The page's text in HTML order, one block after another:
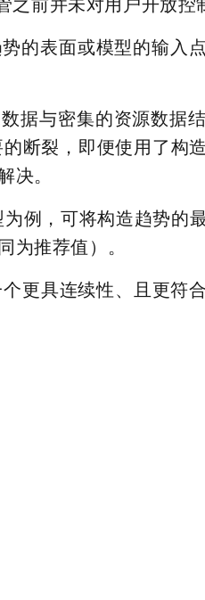
的表面或模型的输入
据与密集的资源数据
断裂，即便使用了构
。
例，可将构造趋势的
推荐值）。
更具连续性、且更符